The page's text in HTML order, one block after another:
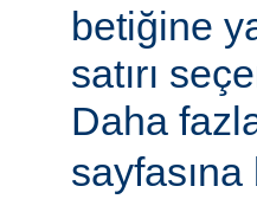
betiğine
satırı
Daha
sayfasına